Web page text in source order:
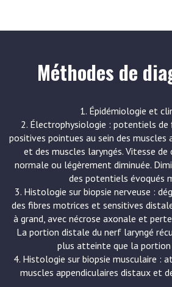
Méthodes de
1. Épidémiologie et
2. Électrophysiologie : potentiels
positives pointues au sein des muscles
et des muscles laryngés. Vitesse
normale ou légèrement diminuée.
des potentiels évoqués
3. Histologie sur biopsie nerveuse :
des fibres motrices et sensitives
à grand, avec nécrose axonale et
La portion distale du nerf laryngé
plus atteinte que la portion
4. Histologie sur biopsie musculaire :
muscles appendiculaires distaux et